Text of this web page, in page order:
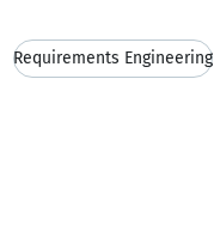
Requirements Engineering